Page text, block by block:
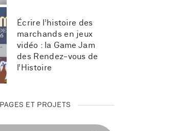
Écrire l’histoire des
marchands en jeux
vidéo : la Game Jam
des Rendez-vous de
l’Histoire
PAGES ET PROJETS